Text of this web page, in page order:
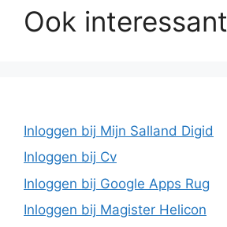
Ook interessant
Inloggen bij Mijn Salland Digid
Inloggen bij Cv
Inloggen bij Google Apps Rug
Inloggen bij Magister Helicon